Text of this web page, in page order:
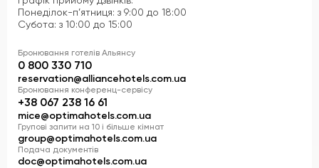
вони найбільше цього потребували
турботу про людей. Також дякуємо іншим готелям Львова,
які долучилися до цієї важливої ініціативи.
У найважчі моменти особливо важливо підтримувати одне
одного, об’єднувати зусилля та діяти разом.
Фото: ЛМР
Понеділок-п’ятниця: з 9:00 до 18:00
Субота: з 10:00 до 15:00
Бронювання готелів Альянсу
0 800 330 710
reservation@alliancehotels.com.ua
Бронювання конференц-сервісу
+38 067 238 16 61
mice@optimahotels.com.ua
Групові запити на 10 і більше кімнат
group@optimahotels.com.ua
Подача документів
doc@optimahotels.com.ua